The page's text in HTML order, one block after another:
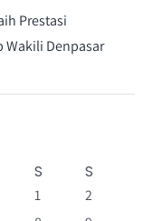
Prestasi
Wakili Denpasar
S S
1
2